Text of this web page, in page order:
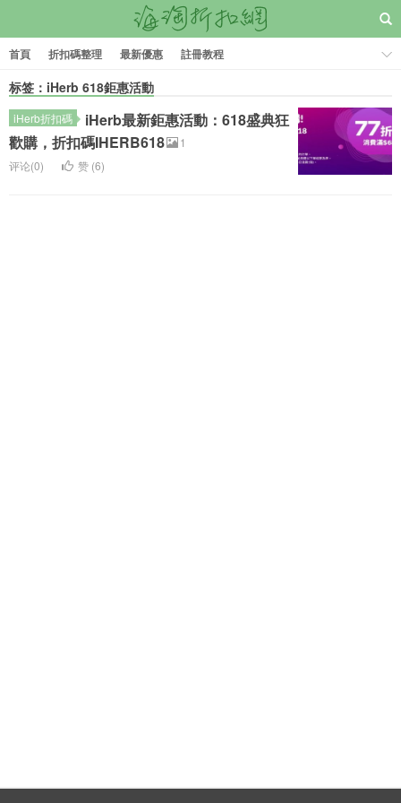
首頁 折扣碼整理 最新優惠 註冊教程
标签：iHerb 618鉅惠活動
iHerb折扣碼
iHerb最新鉅惠活動：618盛典狂
歡購，折扣碼IHERB618
1
评论(0)
赞 (6)